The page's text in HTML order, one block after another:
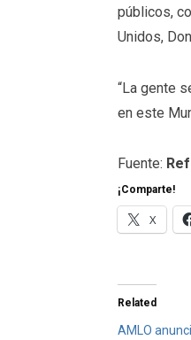
públicos,
Unidos,
“La gente
en este
Fuente:
¡Comparte!
X
Related
AMLO